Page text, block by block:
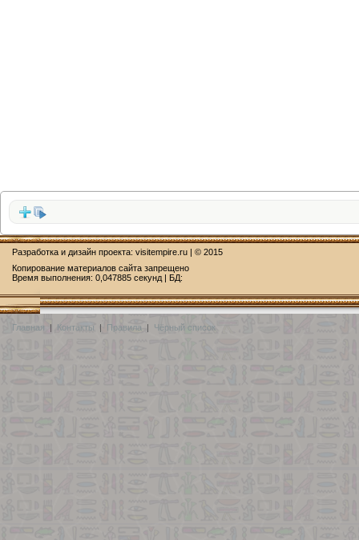
Разработка и дизайн проекта: visitempire.ru | © 2015
Копирование материалов сайта запрещено
Время выполнения: 0,047885 секунд | БД:
Главная | Контакты | Правила | Чёрный список